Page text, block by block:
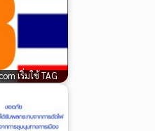
เริ่มใช้ TAG